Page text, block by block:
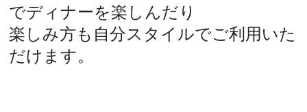
でディナーを楽しんだり
楽しみ方も自分スタイルでご利用いた
だけます。